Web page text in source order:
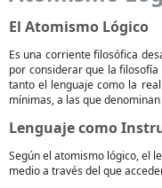
El Atomismo Lógico
Es una corriente filosófica
por considerar que la
tanto el lenguaje como la
mínimas, a las que denominan
Lenguaje como
Según el atomismo lógico, el
medio a través del que